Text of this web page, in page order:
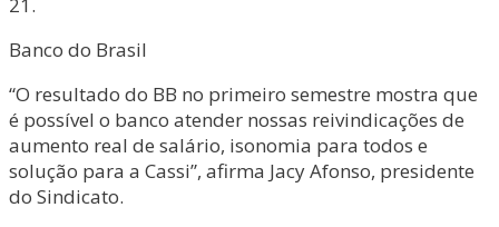
Banco do Brasil
“O resultado do BB no primeiro semestre mostra que
é possível o banco atender nossas reivindicações de
aumento real de salário, isonomia para todos e
solução para a Cassi”, afirma Jacy Afonso, presidente
do Sindicato.